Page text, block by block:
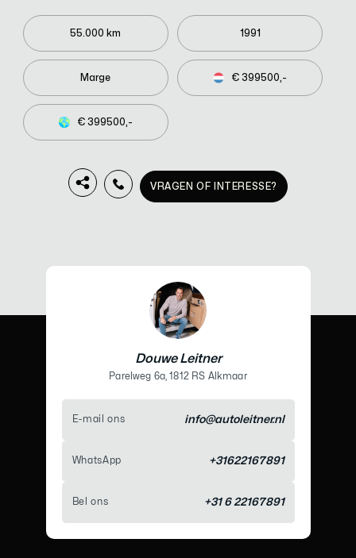
55.000 km 1991
Marge € 399500,-
€ 399500,-
VRAGEN OF INTERESSE?
Douwe Leitner
Parelweg 6a, 1812 RS Alkmaar
E-mail ons info@autoleitner.nl
WhatsApp +31622167891
Bel ons +31 6 22167891